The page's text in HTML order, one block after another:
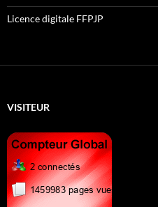
Licence digitale FFPJP
VISITEUR